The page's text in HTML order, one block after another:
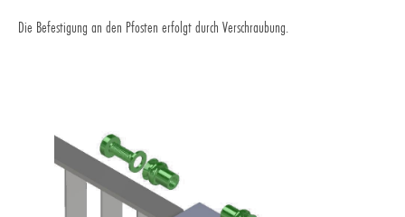
Die Befestigung an den Pfosten erfolgt durch Verschraubung.